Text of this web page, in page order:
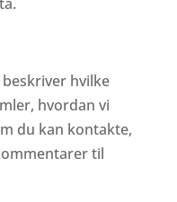
hvilke
hvordan vi
du kan kontakte,
til